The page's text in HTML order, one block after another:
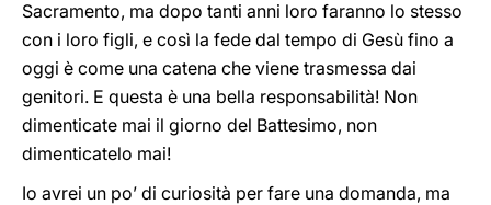
Sacramento, ma dopo tanti anni loro faranno lo stesso
con i loro figli, e così la fede dal tempo di Gesù fino a
oggi è come una catena che viene trasmessa dai
genitori. E questa è una bella responsabilità! Non
dimenticate mai il giorno del Battesimo, non
dimenticatelo mai!
Io avrei un po’ di curiosità per fare una domanda, ma